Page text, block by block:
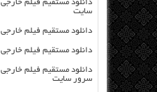
سایت
دانلود مستقیم فیلم خارجی Zeroville 2017 از سرور سایت
دانلود مستقیم فیلم خارجی The Mummy 2017 از سرور سایت
سرور سایت